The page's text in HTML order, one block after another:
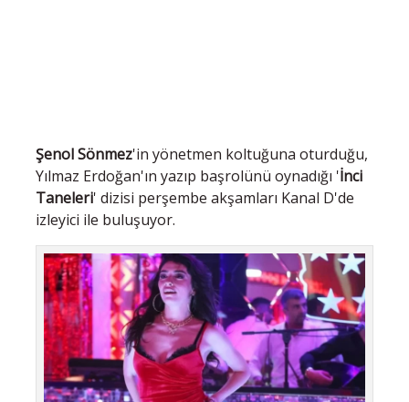
Şenol Sönmez'in yönetmen koltuğuna oturduğu,
Yılmaz Erdoğan'ın yazıp başrolünü oynadığı 'İnci
Taneleri' dizisi perşembe akşamları Kanal D'de
izleyici ile buluşuyor.